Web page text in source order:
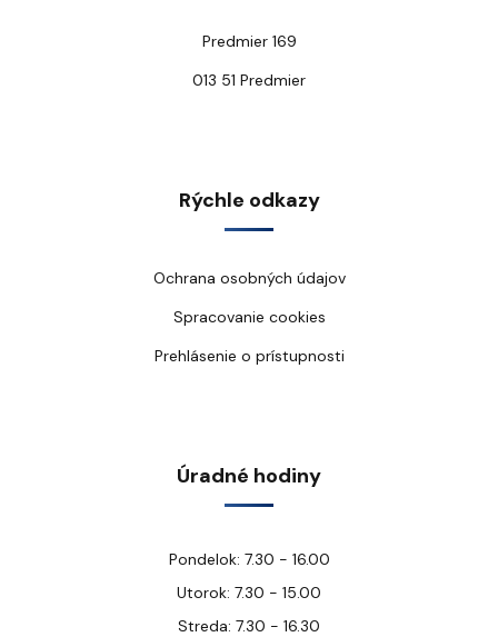
Predmier 169
013 51 Predmier
Rýchle odkazy
Ochrana osobných údajov
Spracovanie cookies
Prehlásenie o prístupnosti
Úradné hodiny
Pondelok: 7.30 - 16.00
Utorok: 7.30 - 15.00
Streda: 7.30 - 16.30